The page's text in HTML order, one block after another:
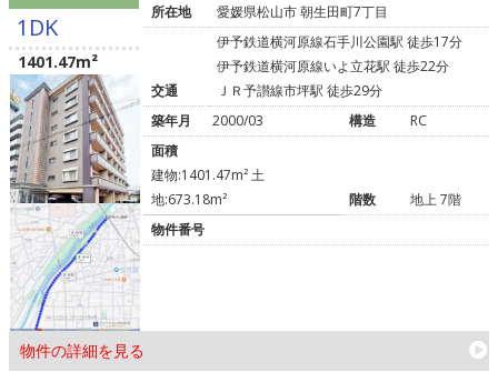
1DK
1401.47m²
物件の詳細を見る
所在地
愛媛県松山市 朝生田町7丁目
交通
伊予鉄道横河原線石手川公園駅 徒歩17分
伊予鉄道横河原線いよ立花駅 徒歩22分
ＪＲ予讃線市坪駅 徒歩29分
築年月
2000/03 構造
RC
面積
建物:1401.47m² 土
地:673.18m²
階数
地上 7階
物件番号